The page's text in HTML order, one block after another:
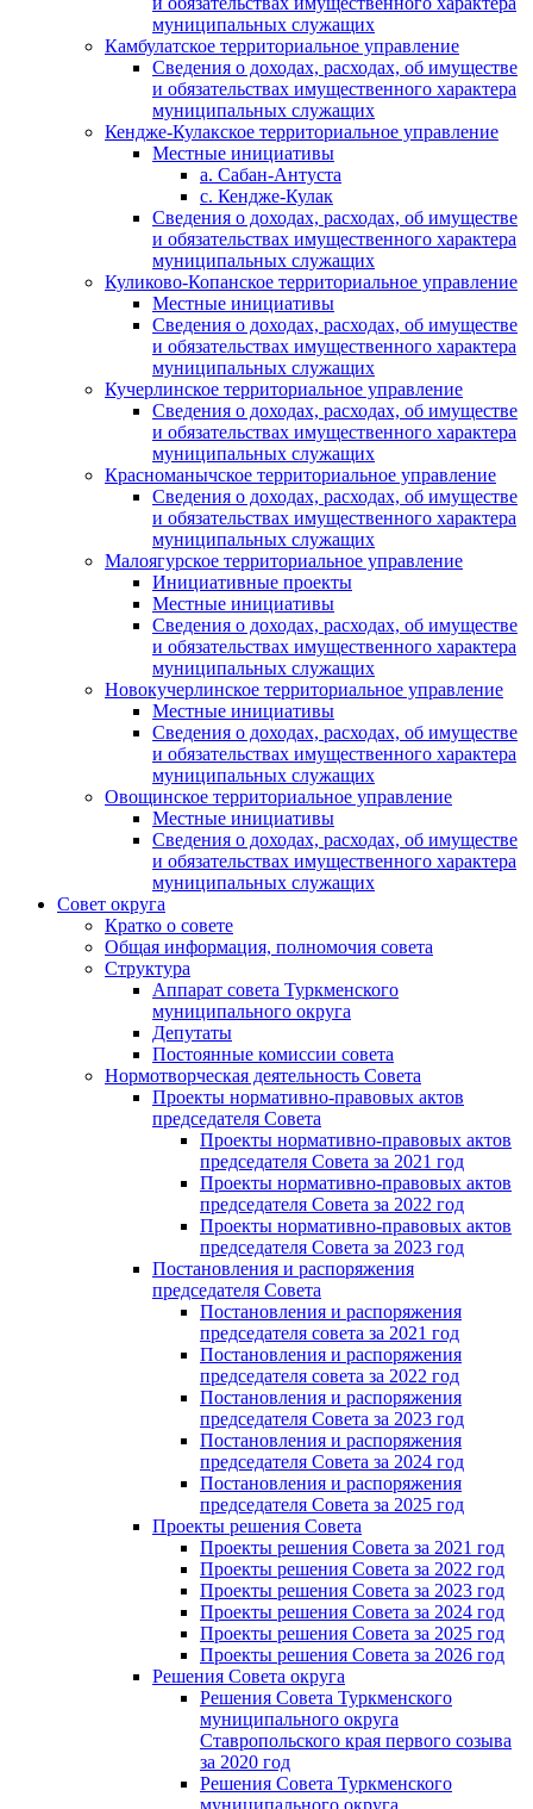
муниципальных служащих
Камбулатское территориальное управление
Сведения о доходах, расходах, об имуществе
и обязательствах имущественного характера
муниципальных служащих
Кендже-Кулакское территориальное управление
Местные инициативы
а. Сабан-Антуста
с. Кендже-Кулак
Сведения о доходах, расходах, об имуществе
и обязательствах имущественного характера
муниципальных служащих
Куликово-Копанское территориальное управление
Местные инициативы
Сведения о доходах, расходах, об имуществе
и обязательствах имущественного характера
муниципальных служащих
Кучерлинское территориальное управление
Сведения о доходах, расходах, об имуществе
и обязательствах имущественного характера
муниципальных служащих
Красноманычское территориальное управление
Сведения о доходах, расходах, об имуществе
и обязательствах имущественного характера
муниципальных служащих
Малоягурское территориальное управление
Инициативные проекты
Местные инициативы
Сведения о доходах, расходах, об имуществе
и обязательствах имущественного характера
муниципальных служащих
Новокучерлинское территориальное управление
Местные инициативы
Сведения о доходах, расходах, об имуществе
и обязательствах имущественного характера
муниципальных служащих
Овощинское территориальное управление
Местные инициативы
Сведения о доходах, расходах, об имуществе
и обязательствах имущественного характера
муниципальных служащих
Совет округа
Кратко о совете
Общая информация, полномочия совета
Структура
Аппарат совета Туркменского
муниципального округа
Депутаты
Постоянные комиссии совета
Нормотворческая деятельность Совета
Проекты нормативно-правовых актов
председателя Cовета
Проекты нормативно-правовых актов
председателя Cовета за 2021 год
Проекты нормативно-правовых актов
председателя Cовета за 2022 год
Проекты нормативно-правовых актов
председателя Cовета за 2023 год
Постановления и распоряжения
председателя Cовета
Постановления и распоряжения
председателя совета за 2021 год
Постановления и распоряжения
председателя совета за 2022 год
Постановления и распоряжения
председателя Cовета за 2023 год
Постановления и распоряжения
председателя Cовета за 2024 год
Постановления и распоряжения
председателя Cовета за 2025 год
Проекты решения Cовета
Проекты решения Совета за 2021 год
Проекты решения Совета за 2022 год
Проекты решения Cовета за 2023 год
Проекты решения Совета за 2024 год
Проекты решения Совета за 2025 год
Проекты решения Совета за 2026 год
Решения Совета округа
Решения Совета Туркменского
муниципального округа
Ставропольского края первого созыва
за 2020 год
Решения Совета Туркменского
муниципального округа